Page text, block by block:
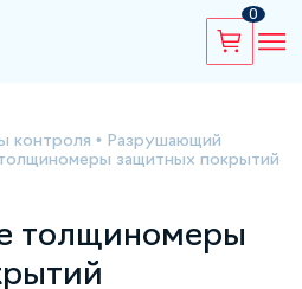
0
контроля • Разрушающий
защитных покрытий
толщиномеры